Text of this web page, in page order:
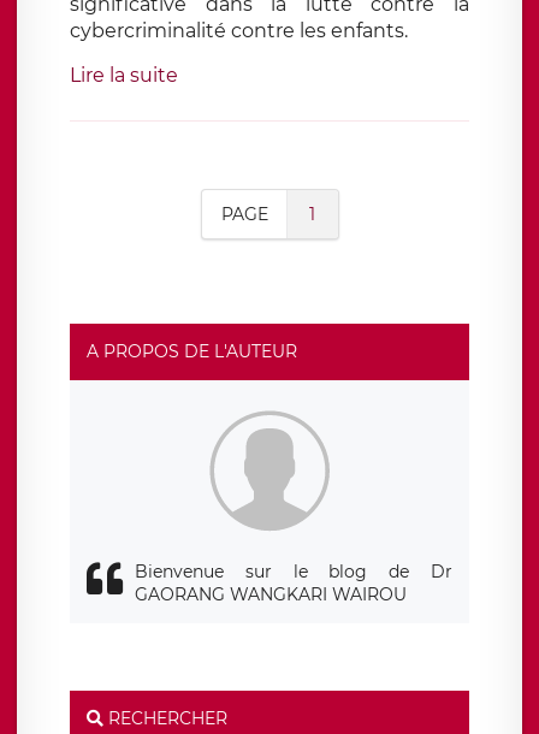
cybercriminalité contre les enfants.
Lire la suite
PAGE 1
A PROPOS DE L'AUTEUR
Bienvenue sur le blog de Dr
GAORANG WANGKARI WAIROU
RECHERCHER